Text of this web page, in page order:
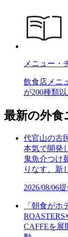
メニュー・
飲食店メニ
が200種類以
最新の外食
代官山の古
本気で開発
鬼魚介つけ
りなす、新
2026/08/06
「朝食がホ
CAFFEを展